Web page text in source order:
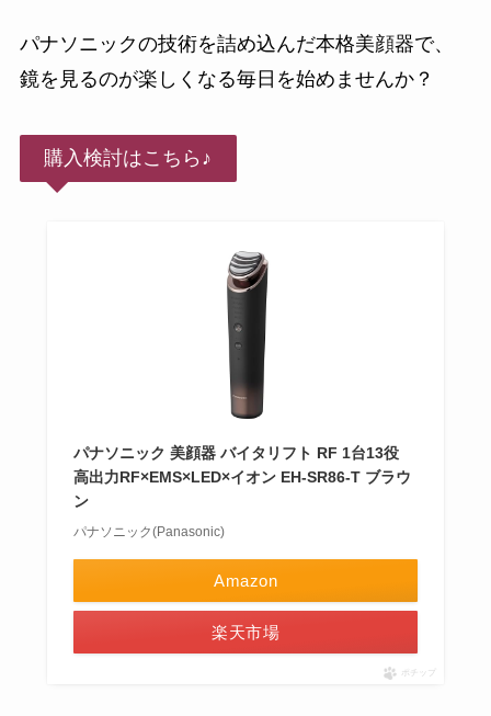
パナソニックの技術を詰め込んだ本格美顔器で、
鏡を見るのが楽しくなる毎日を始めませんか？
購入検討はこちら♪
パナソニック 美顔器 バイタリフト RF 1台13役
高出力RF×EMS×LED×イオン EH-SR86-T ブラウ
ン
パナソニック(Panasonic)
Amazon
楽天市場
ポチップ